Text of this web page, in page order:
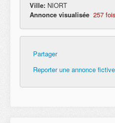
Ville: NIORT
Annonce visualisée 257
Partager
Reporter une annonce